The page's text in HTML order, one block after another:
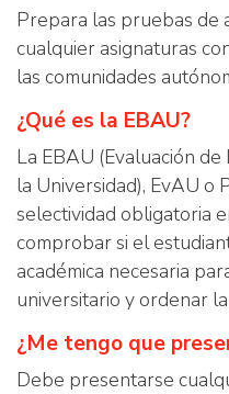
Prepara las pruebas de
cualquier asignaturas
las comunidades
¿Qué es la EBAU?
La EBAU (Evaluación
la Universidad), EvAU o
selectividad obligatoria
comprobar si el
académica necesaria
universitario y ordenar
¿Me tengo que
Debe presentarse